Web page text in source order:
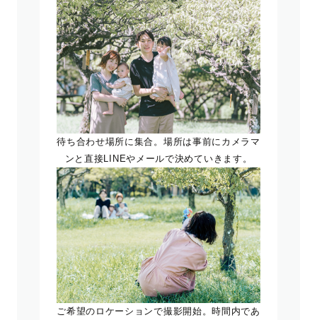
待ち合わせ場所に集合。場所は事前にカメラマ
ンと直接LINEやメールで決めていきます。
ご希望のロケーションで撮影開始。時間内であ